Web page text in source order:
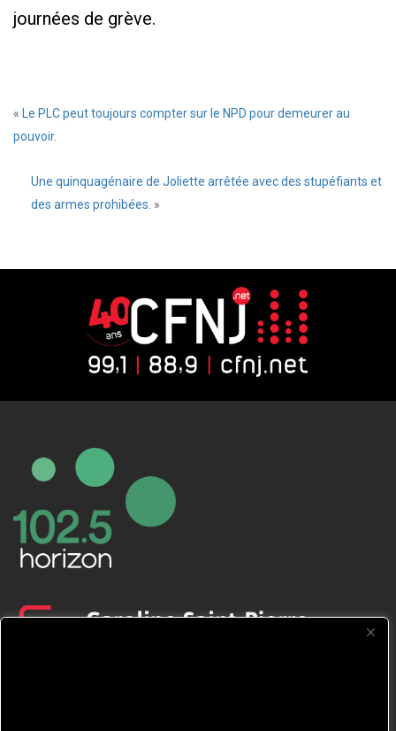
journées de grève.
«
Le PLC peut toujours compter sur le NPD pour demeurer au
pouvoir.
Une quinquagénaire de Joliette arrêtée avec des stupéfiants et
des armes prohibées. »